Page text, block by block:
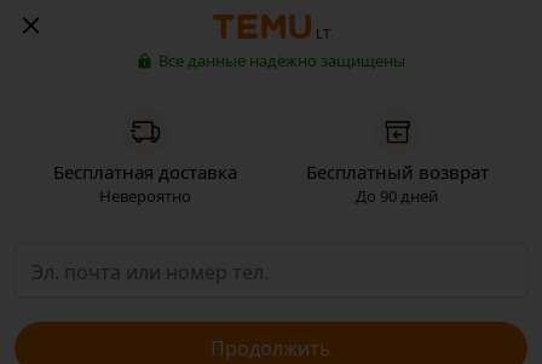
LT
Все данные надёжно защищены
Бесплатная доставка
Невероятно
Бесплатный возврат
До 90 дней
Продолжить